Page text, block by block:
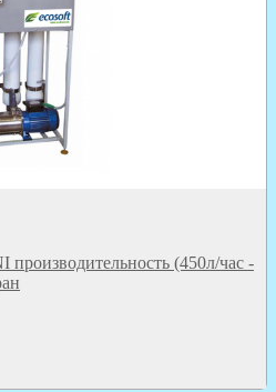
(450л/час -